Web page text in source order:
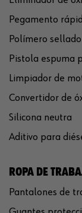
Pegamento
Polímero
Pistola espuma
Limpiador de
Convertidor de
Silicona neutra
Aditivo para
ROPA DE
Pantalones de